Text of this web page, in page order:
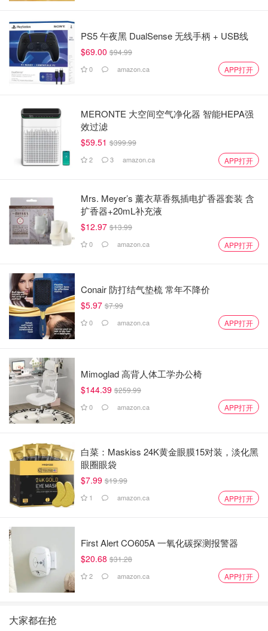
PS5 午夜黑 DualSense 无线手柄 + USB线
$69.00 $94.99
0 amazon.ca APP打开
MERONTE 大空间空气净化器 智能HEPA强
效过滤
$59.51 $399.99
2 3 amazon.ca APP打开
Mrs. Meyer’s 薰衣草香氛插电扩香器套装 含
扩香器+20mL补充液
$12.97 $13.99
0 amazon.ca APP打开
Conair 防打结气垫梳 常年不降价
$5.97 $7.99
0 amazon.ca APP打开
Mimoglad 高背人体工学办公椅
$144.39 $259.99
0 amazon.ca APP打开
白菜：Maskiss 24K黄金眼膜15对装，淡化黑
眼圈眼袋
$7.99 $19.99
1 amazon.ca APP打开
First Alert CO605A 一氧化碳探测报警器
$20.68 $31.28
2 amazon.ca APP打开
大家都在抢